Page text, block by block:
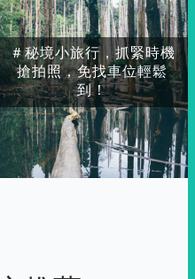
＃秘境小旅行，抓緊時機
搶拍照，免找車位輕鬆
到！